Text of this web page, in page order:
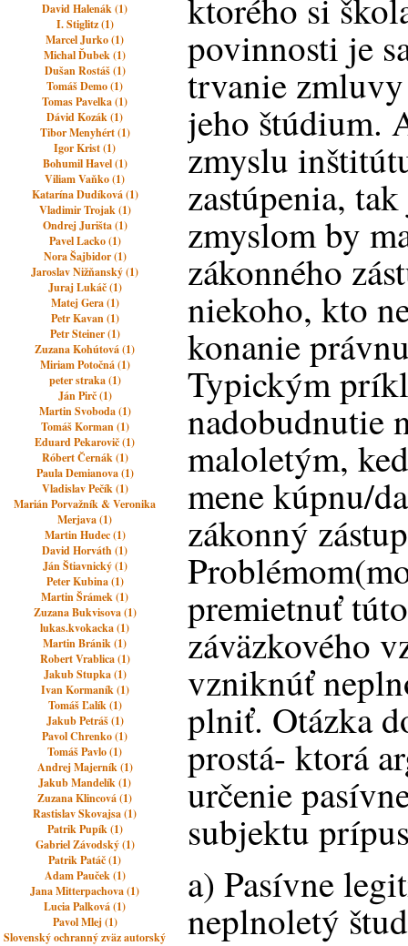
David Halenák (1)
I. Stiglitz (1)
Marcel Jurko (1)
Michal Ďubek (1)
Dušan Rostáš (1)
Tomáš Demo (1)
Tomas Pavelka (1)
Dávid Kozák (1)
Tibor Menyhért (1)
Igor Krist (1)
Bohumil Havel (1)
Viliam Vaňko (1)
Katarína Dudíková (1)
Vladimir Trojak (1)
Ondrej Jurišta (1)
Pavel Lacko (1)
Nora Šajbidor (1)
Jaroslav Nižňanský (1)
Juraj Lukáč (1)
Matej Gera (1)
Petr Kavan (1)
Petr Steiner (1)
Zuzana Kohútová (1)
Miriam Potočná (1)
peter straka (1)
Ján Pirč (1)
Martin Svoboda (1)
Tomáš Korman (1)
Eduard Pekarovič (1)
Róbert Černák (1)
Paula Demianova (1)
Vladislav Pečík (1)
Marián Porvažník & Veronika
Merjava (1)
Martin Hudec (1)
David Horváth (1)
Ján Štiavnický (1)
Peter Kubina (1)
Martin Šrámek (1)
Zuzana Bukvisova (1)
lukas.kvokacka (1)
Martin Bránik (1)
Robert Vrablica (1)
Jakub Stupka (1)
Ivan Kormaník (1)
Tomáš Ľalík (1)
Jakub Petráš (1)
Pavol Chrenko (1)
Tomáš Pavlo (1)
Andrej Majerník (1)
Jakub Mandelík (1)
Zuzana Klincová (1)
Rastislav Skovajsa (1)
Patrik Pupík (1)
Gabriel Závodský (1)
Patrik Patáč (1)
Adam Pauček (1)
Jana Mitterpachova (1)
Lucia Palková (1)
Pavol Mlej (1)
Slovenský ochranný zväz autorský
ktorého si
povinnosti je
trvanie
jeho štúdium.
zmyslu
zastúpenia,
zmyslom by
zákonného
niekoho, kto
konanie
Typickým
nadobudnutie
maloletým,
mene kúpnu/
zákonný
premietnuť
záväzkového
vzniknúť
plniť. Otázka
prostá- ktorá
určenie
subjektu
a) Pasívne
neplnoletý